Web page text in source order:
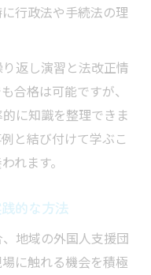
文化共生の課題
行政書士事情
市の外国人比率
められる理由とは
労働者の実情分析
崎市の地域特性
新動向を解説
践ポイント
作成の工夫と注意
行政法や手続法の理
返し演習と法改正情
合格は可能ですが、
に知識を整理できま
と結び付けて学ぶこ
れます。
的な方法
地域の外国人支援団
に触れる機会を積極